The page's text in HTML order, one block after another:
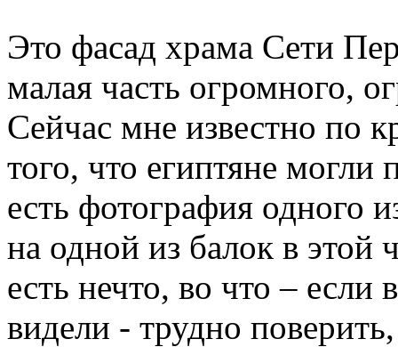
Это фасад храма Сети
малая часть огромного,
Сейчас мне известно по
того, что египтяне
есть фотография одного
на одной из балок в этой
есть нечто, во что – если
видели - трудно